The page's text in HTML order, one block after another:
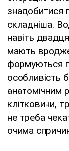
знадобитися
складніша.
навіть
мають
формуються
особливість
анатомічним
клітковини,
не треба
очима